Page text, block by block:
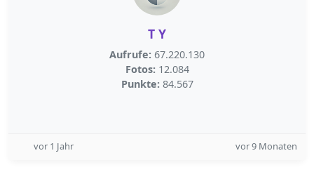
T Y
Aufrufe: 67.220.130
Fotos: 12.084
Punkte: 84.567
vor 1 Jahr vor 9 Monaten